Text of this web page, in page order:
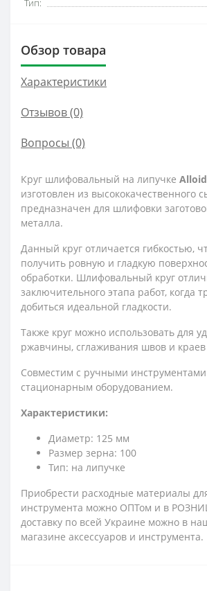
Тип:
Обзор товара
Характеристики
Отзывов (0)
Вопросы (0)
Круг шлифовальный на липучке Alloid
изготовлен из высококачественного
предназначен для шлифовки
металла.
Данный круг отличается гибкостью,
получить ровную и гладкую
обработки. Шлифовальный круг
заключительного этапа работ, когда
добиться идеальной гладкости.
Также круг можно использовать для
ржавчины, сглаживания швов и краев
Совместим с ручными
стационарным оборудованием.
Характеристики:
Диаметр: 125 мм
Размер зерна: 100
Тип: на липучке
Приобрести расходные материалы
инструмента можно ОПТом и в
доставку по всей Украине можно в
магазине аксессуаров и инструмента.